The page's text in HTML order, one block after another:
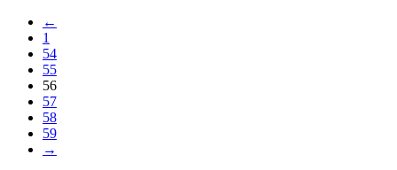
←
1
54
55
56
57
58
59
→